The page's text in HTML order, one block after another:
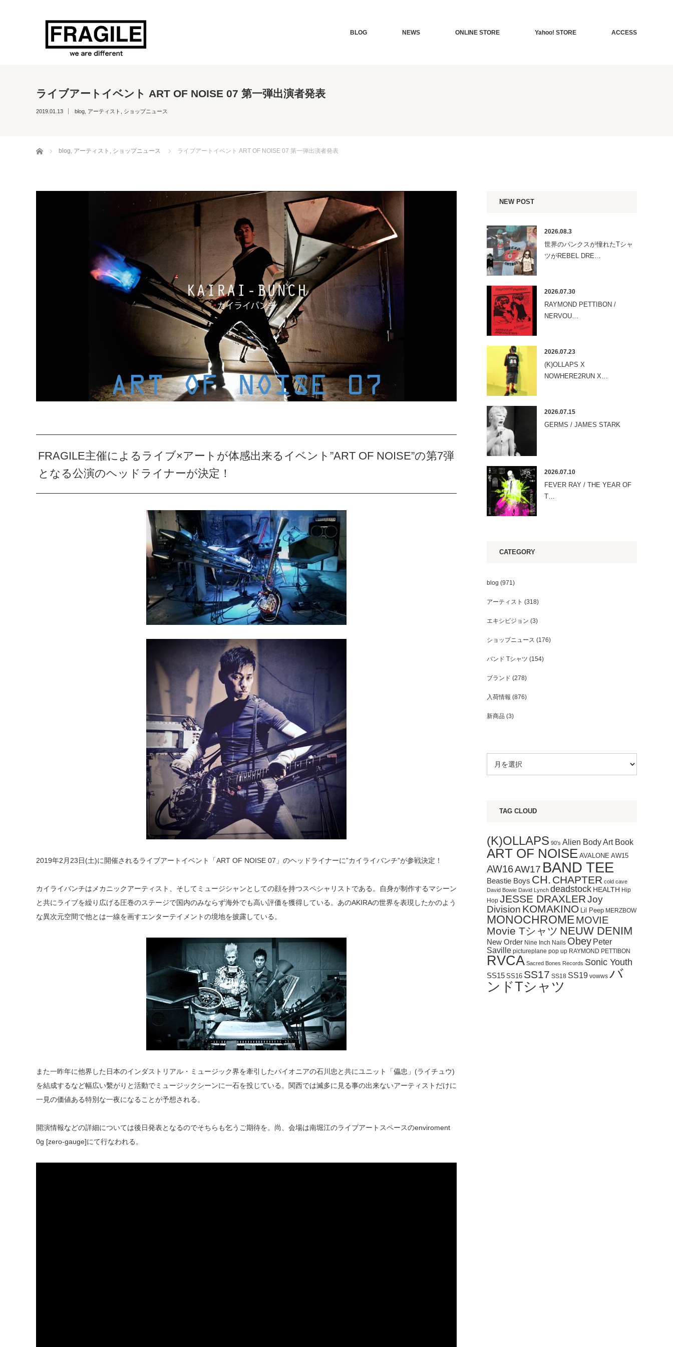
BLOG NEWS ONLINE STORE Yahoo! STORE ACCESS
ライブアートイベント ART OF NOISE 07 第一弾出演者発表
2019.01.13 blog アーティスト ショップニュース
ホーム blog, アーティスト , ショップニュース ライブアートイベント ART OF NOISE 07 第一弾出演者発表
FRAGILE主催によるライブ×アートが体感出来るイベント”ART OF NOISE”の第7弾
となる公演のヘッドライナーが決定！
2019年2月23日(土)に開催されるライブアートイベント「ART OF NOISE 07」のヘッドライナーに”カイライバンチ”が参戦決定！
カイライバンチはメカニックアーティスト、そしてミュージシャンとしての顔を持つスペシャリストである。自身が制作するマシーン
と共にライブを繰り広げる圧巻のステージで国内のみならず海外でも高い評価を獲得している。あのAKIRAの世界を表現したかのよう
な異次元空間で他とは一線を画すエンターテイメントの境地を披露している。
また一昨年に他界した日本のインダストリアル・ミュージック界を牽引したパイオニアの石川忠と共にユニット「儡忠」(ライチュウ)
を結成するなど幅広い繫がりと活動でミュージックシーンに一石を投じている。関西では滅多に見る事の出来ないアーティストだけに
一見の価値ある特別な一夜になることが予想される。
開演情報などの詳細については後日発表となるのでそちらも乞うご期待を。尚、会場は南堀江のライブアートスペースのenviroment
0g [zero-gauge]にて行なわれる。
NEW POST
2026.08.3
世界のパンクスが憧れたTシャ
ツがREBEL DRE…
2026.07.30
RAYMOND PETTIBON /
NERVOU…
2026.07.23
(K)OLLAPS X
NOWHERE2RUN X…
2026.07.15
GERMS / JAMES STARK
2026.07.10
FEVER RAY / THE YEAR OF
T…
CATEGORY
blog (971)
アーティスト (318)
エキシビジョン (3)
ショップニュース (176)
バンド Tシャツ (154)
ブランド (278)
入荷情報 (876)
新商品 (3)
TAG CLOUD
(K)OLLAPS 90's Alien BodyArt Book
ART OF NOISE AVALONE AW15
AW16AW17 BAND TEE
Beastie Boys CH. CHAPTER cold cave
David Bowie David Lynch deadstock HEALTH Hip
Hop JESSE DRAXLERJoy
Division KOMAKINO Lil Peep MERZBOW
MONOCHROMEMOVIE
Movie Tシャツ NEUW DENIM
New Order Nine Inch Nails Obey Peter
Saville pictureplane pop up RAYMOND PETTIBON
RVCA Sacred Bones Records Sonic Youth
SS15 SS16 SS17 SS18 SS19 vowws バ
ンドTシャツ